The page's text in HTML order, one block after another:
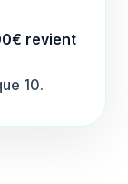
revient
10.